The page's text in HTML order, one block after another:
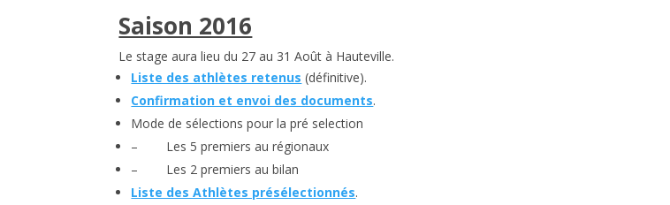
Saison 2016
Le stage aura lieu du 27 au 31 Août à Hauteville.
Liste des athlètes retenus (définitive).
Confirmation et envoi des documents.
Mode de sélections pour la pré selection
– Les 5 premiers au régionaux
– Les 2 premiers au bilan
Liste des Athlètes présélectionnés.